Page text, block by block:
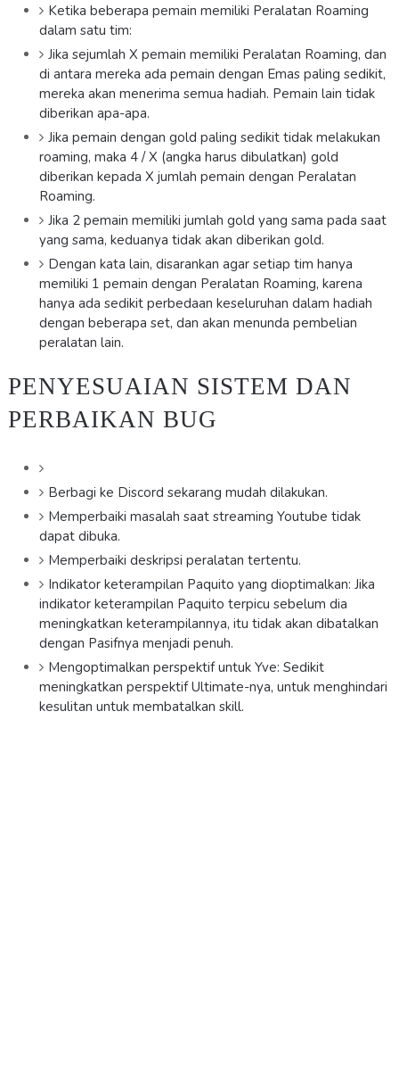
Ketika beberapa pemain memiliki Peralatan Roaming
dalam satu tim:
Jika sejumlah X pemain memiliki Peralatan Roaming, dan
di antara mereka ada pemain dengan Emas paling sedikit,
mereka akan menerima semua hadiah. Pemain lain tidak
diberikan apa-apa.
Jika pemain dengan gold paling sedikit tidak melakukan
roaming, maka 4 / X (angka harus dibulatkan) gold
diberikan kepada X jumlah pemain dengan Peralatan
Roaming.
Jika 2 pemain memiliki jumlah gold yang sama pada saat
yang sama, keduanya tidak akan diberikan gold.
Dengan kata lain, disarankan agar setiap tim hanya
memiliki 1 pemain dengan Peralatan Roaming, karena
hanya ada sedikit perbedaan keseluruhan dalam hadiah
dengan beberapa set, dan akan menunda pembelian
peralatan lain.
PENYESUAIAN SISTEM DAN
PERBAIKAN BUG
Berbagi ke Discord sekarang mudah dilakukan.
Memperbaiki masalah saat streaming Youtube tidak
dapat dibuka.
Memperbaiki deskripsi peralatan tertentu.
Indikator keterampilan Paquito yang dioptimalkan: Jika
indikator keterampilan Paquito terpicu sebelum dia
meningkatkan keterampilannya, itu tidak akan dibatalkan
dengan Pasifnya menjadi penuh.
Mengoptimalkan perspektif untuk Yve: Sedikit
meningkatkan perspektif Ultimate-nya, untuk menghindari
kesulitan untuk membatalkan skill.